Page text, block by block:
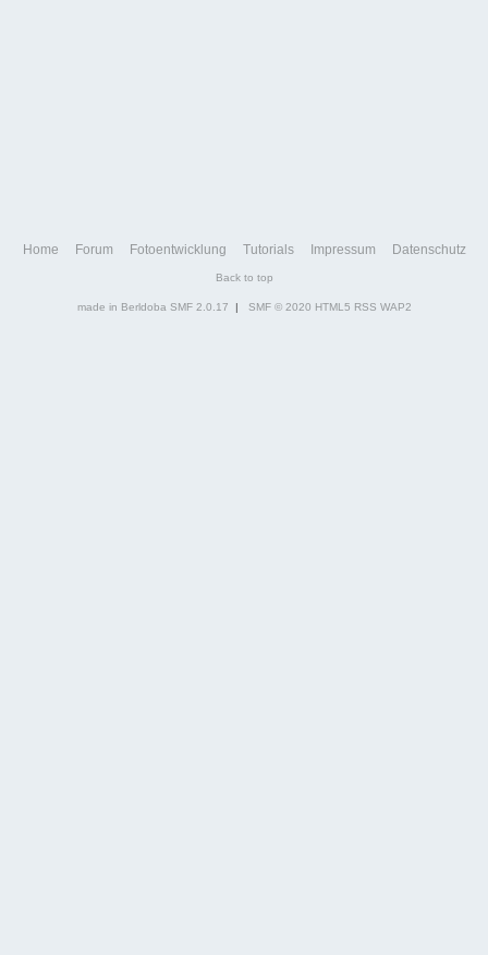
Home Forum Fotoentwicklung Tutorials Impressum Datenschutz
Back to top
made in Berldoba SMF 2.0.17 | SMF © 2020 HTML5 RSS WAP2